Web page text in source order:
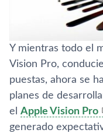
Y mientras todo el
Vision Pro,
puestas, ahora se
planes de
el Apple Vision Pro
generado